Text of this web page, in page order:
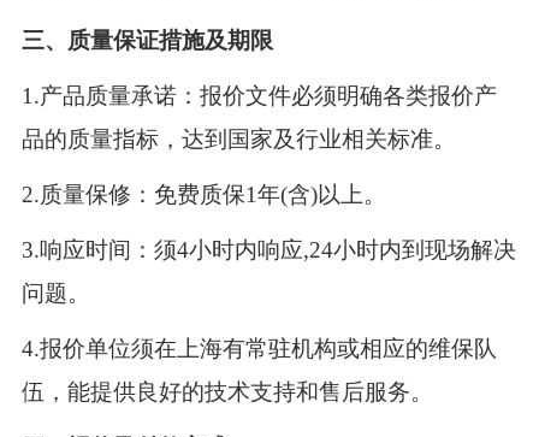
三、质量保证措施及期限
1.产品质量承诺：报价文件必须明确各类报价产
品的质量指标，达到国家及行业相关标准。
2.质量保修：免费质保1年(含)以上。
3.响应时间：须4小时内响应,24小时内到现场解决
问题。
4.报价单位须在上海有常驻机构或相应的维保队
伍，能提供良好的技术支持和售后服务。